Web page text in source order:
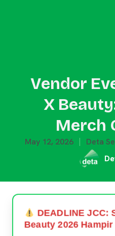
Vendor
X
Merch
May 12, 2026 Deta
DEADLINE JCC:
Beauty 2026